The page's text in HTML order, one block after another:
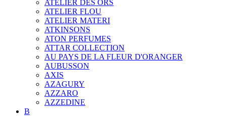
ATELIER DES ORS
ATELIER FLOU
ATELIER MATERI
ATKINSONS
ATON PERFUMES
ATTAR COLLECTION
AU PAYS DE LA FLEUR D'ORANGER
AUBUSSON
AXIS
AZAGURY
AZZARO
AZZEDINE
B